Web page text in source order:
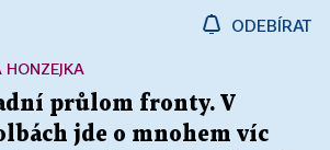
ODEBÍRAT
průlom fronty. V
jde o mnohem víc
HONZEJKA